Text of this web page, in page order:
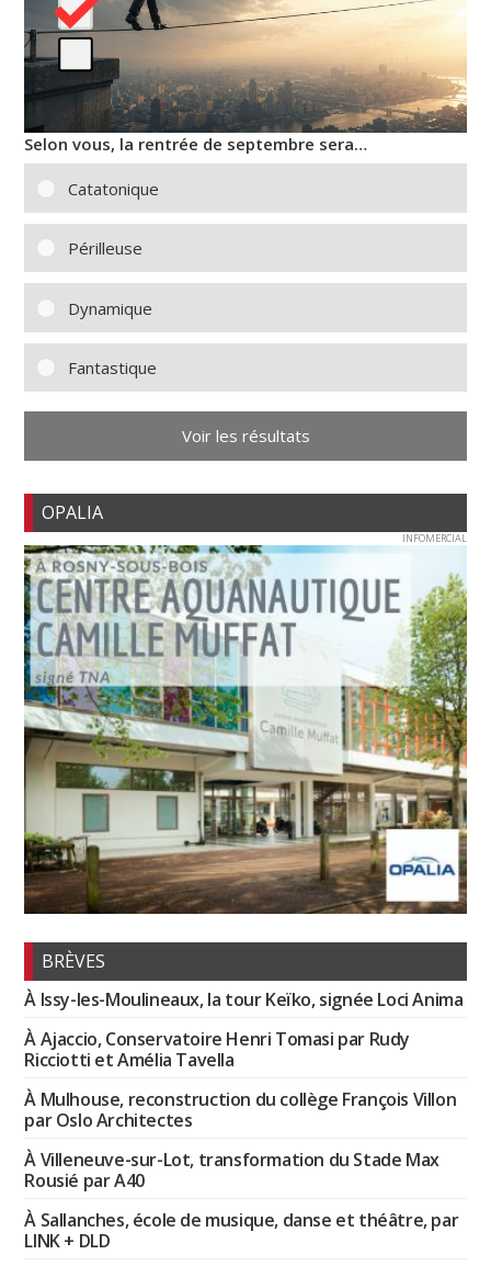
Selon vous, la rentrée de septembre sera…
Catatonique
Périlleuse
Dynamique
Fantastique
Voir les résultats
OPALIA
INFOMERCIAL
BRÈVES
À Issy-les-Moulineaux, la tour Keïko, signée Loci Anima
À Ajaccio, Conservatoire Henri Tomasi par Rudy
Ricciotti et Amélia Tavella
À Mulhouse, reconstruction du collège François Villon
par Oslo Architectes
À Villeneuve-sur-Lot, transformation du Stade Max
Rousié par A40
À Sallanches, école de musique, danse et théâtre, par
LINK + DLD